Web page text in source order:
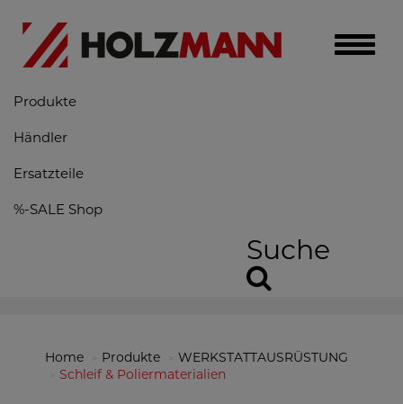
Toggle
Produkte
Händler
Ersatzteile
%-SALE Shop
Suche
Home Produkte
WERKSTATTAUSRÜSTUNG
Schleif & Poliermaterialien